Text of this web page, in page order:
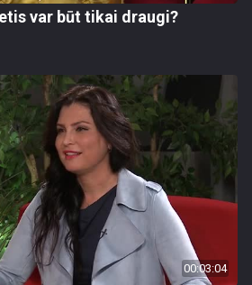
var būt tikai draugi?
00:03:04